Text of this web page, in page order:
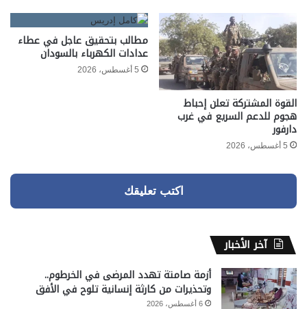
القوة المشتركة تعلن إحباط
هجوم للدعم السريع في غرب
دارفور
5 أغسطس، 2026
مطالب بتحقيق عاجل في عطاء
عدادات الكهرباء بالسودان
5 أغسطس، 2026
اكتب تعليقك
آخر الأخبار
أزمة صامتة تهدد المرضى في الخرطوم..
وتحذيرات من كارثة إنسانية تلوح في الأفق
6 أغسطس، 2026